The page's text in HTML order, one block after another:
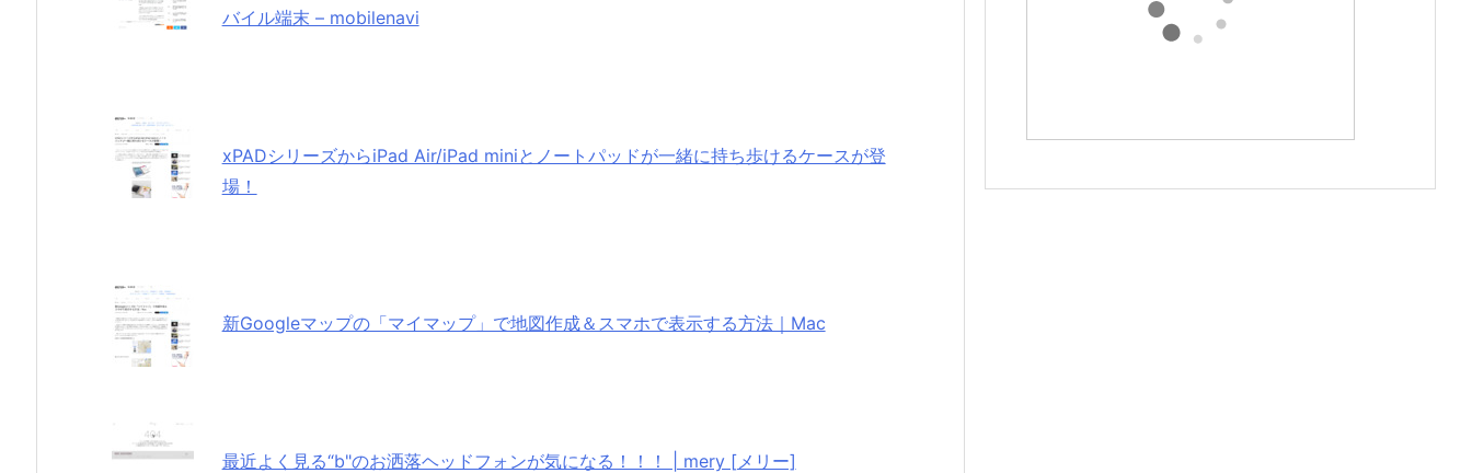
バイル端末 – mobilenavi
xPADシリーズからiPad Air/iPad miniとノートパッドが一緒に持ち歩けるケースが登
場！
新Googleマップの「マイマップ」で地図作成＆スマホで表示する方法｜Mac
最近よく見る“b"のお洒落ヘッドフォンが気になる！！！ | mery [メリー]